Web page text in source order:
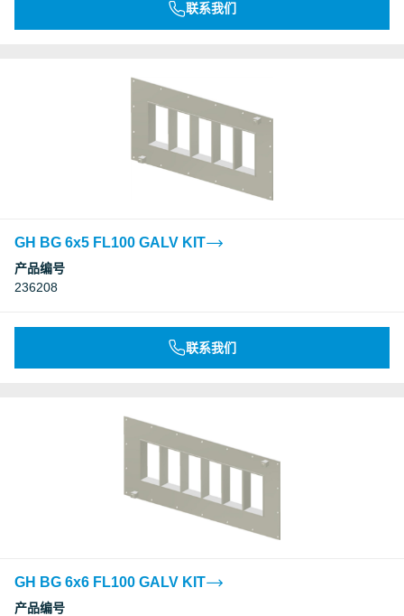
联系我们
GH BG 6x5 FL100 GALV KIT
产品编号
236208
联系我们
GH BG 6x6 FL100 GALV KIT
产品编号